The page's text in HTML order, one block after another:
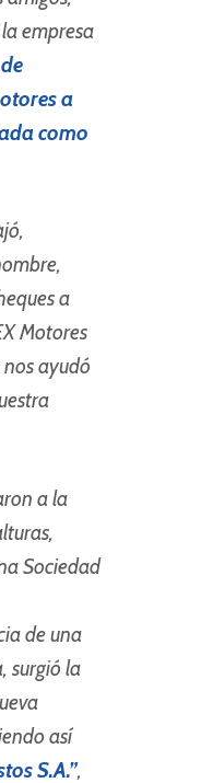
empresa
a
como
a
Motores
nos ayudó
a la
Sociedad
de una
surgió la
así
S.A.”,